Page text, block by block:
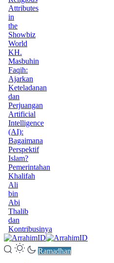
Attributes
in
the
Showbiz
World
KH.
Masbuhin
Faqih:
Ajarkan
Keteladanan
dan
Perjuangan
Artificial
Intelligence
(AI):
Bagaimana
Perspektif
Islam?
Pemerintahan
Khalifah
Ali
bin
Abi
Thalib
dan
Kontribusinya
Ramadhan